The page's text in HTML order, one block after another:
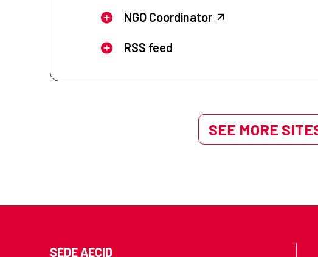
NGO Coordinator
RSS feed
SEE MORE
SEDE AECID